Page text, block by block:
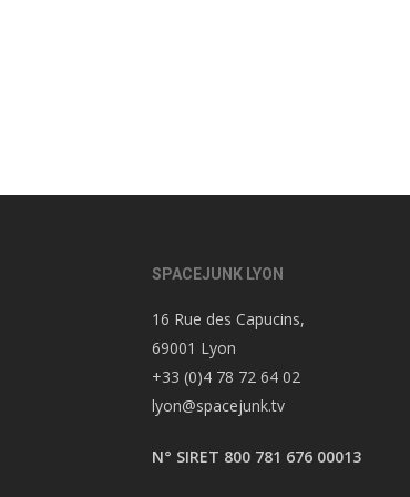
SPACEJUNK LYON
16 Rue des Capucins,
69001 Lyon
+33 (0)4 78 72 64 02
lyon@spacejunk.tv
N° SIRET 800 781 676 00013